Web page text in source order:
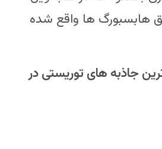
هابسبورگ ها واقع شده
جاذبه های توریستی در